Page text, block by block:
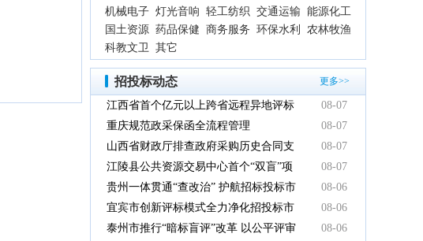
机械电子 灯光音响 轻工纺织 交通运输 能源化工
国土资源 药品保健 商务服务 环保水利
农林牧渔
科教文卫 其它
招投标动态 更多>>
江西省首个亿元以上跨省远程异地评标
项目在鹰潭市完成
08-07
重庆规范政采保函全流程管理
08-07
山西省财政厅排查政府采购历史合同支
付情况
08-07
江陵县公共资源交易中心首个“双盲”项
目顺利完成
08-07
贵州一体贯通“查改治” 护航招标投标市
场规范健康发展
08-06
宜宾市创新评标模式全力净化招投标市
场环境
08-06
泰州市推行“暗标盲评”改革 以公平评审
08-06